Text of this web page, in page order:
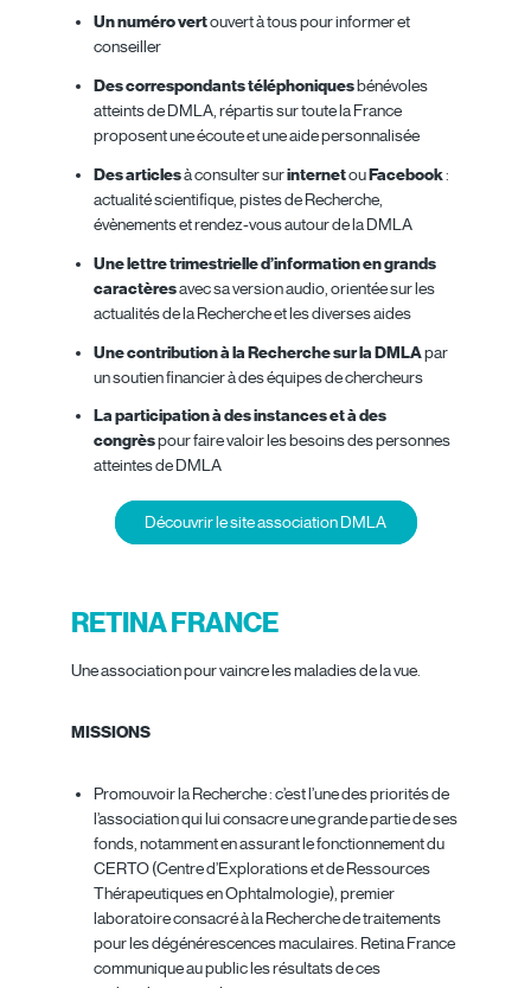
Un numéro vertouvert à tous pour informer et
conseiller
Des correspondants téléphoniques bénévoles
atteints de DMLA, répartis sur toute la France
proposent une écoute et une aide personnalisée
Des articlesà consulter surinternetou Facebook:
actualité scientifique, pistes de Recherche,
évènements et rendez-vous autour de la DMLA
Une lettre trimestrielle d’information en grands
caractèresavec sa version audio, orientée sur les
actualités de la Recherche et les diverses aides
Une contribution à la Recherche sur la DMLApar
un soutien financier à des équipes de chercheurs
La participation à des instances et à des
congrèspour faire valoir les besoins des personnes
atteintes de DMLA
Découvrir le site association DMLA
RETINA FRANCE
Une association pour vaincre les maladies de la vue.
MISSIONS
Promouvoir la Recherche : c’est l’une des priorités de
l’association qui lui consacre une grande partie de ses
fonds, notamment en assurant le fonctionnement du
CERTO (Centre d’Explorations et de Ressources
Thérapeutiques en Ophtalmologie), premier
laboratoire consacré à la Recherche de traitements
pour les dégénérescences maculaires. Retina France
communique au public les résultats de ces